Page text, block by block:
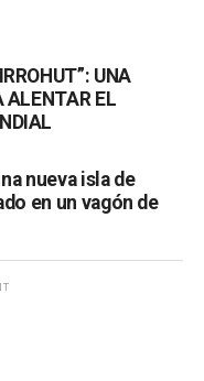
UNA
ALENTAR EL
nueva isla de
en un vagón de